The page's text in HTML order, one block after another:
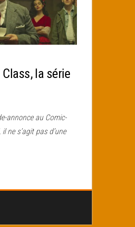
la série
annonce au Comic-
ne s’agit pas d’une